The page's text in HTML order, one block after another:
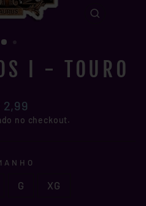
I - TOURO
2,99
no checkout.
G XG